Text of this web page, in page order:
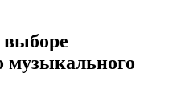
музыкального